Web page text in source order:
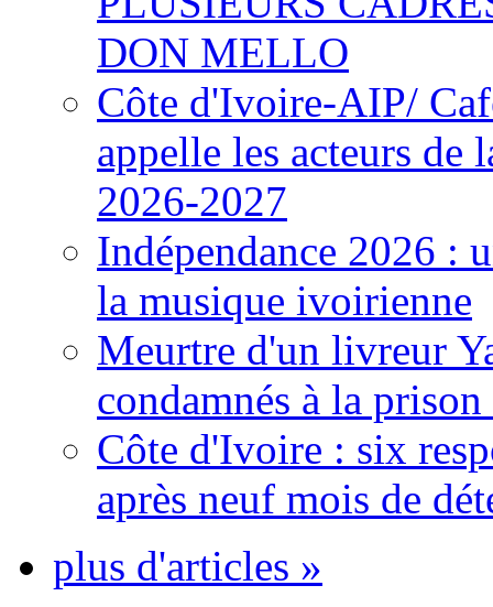
DON MELLO
Côte d'Ivoire-AIP/
appelle les acteurs de
2026-2027
Indépendance 2026 :
la musique ivoirienne
Meurtre d'un livreur
condamnés à la
Côte d'Ivoire : six
après neuf mois de
plus d'articles »